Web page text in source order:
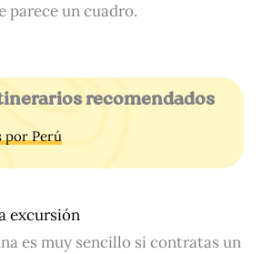
parece un cuadro.
recomendados
por Perú
excursión
es muy sencillo si contratas un